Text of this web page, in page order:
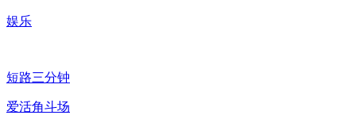
娱乐
短路三分钟
爱活角斗场